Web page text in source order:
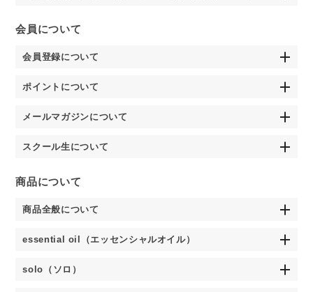
会員について
会員登録について
ポイントについて
メールマガジンについて
スクール生について
商品について
商品全般について
essential oil（エッセンシャルオイル）
solo（ソロ）